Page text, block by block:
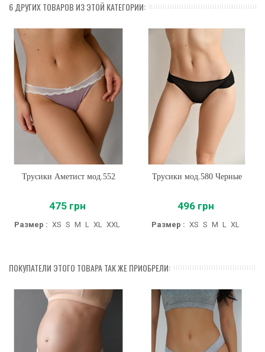
6 ДРУГИХ ТОВАРОВ ИЗ ЭТОЙ КАТЕГОРИИ:
Трусики Аметист мод.552
475 грн
Размер : XS S M L XL XXL
Трусики мод.580 Черные
496 грн
Размер : XS S M L XL
ПОКУПАТЕЛИ ЭТОГО ТОВАРА ТАК ЖЕ ПРИОБРЕЛИ: